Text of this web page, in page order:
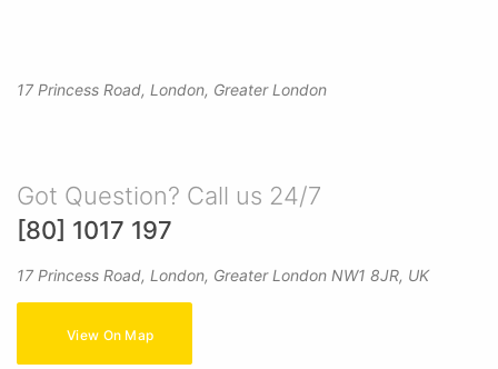
17 Princess Road, London, Greater London
Got Question? Call us 24/7
[80] 1017 197
17 Princess Road, London, Greater London NW1 8JR, UK
View On Map